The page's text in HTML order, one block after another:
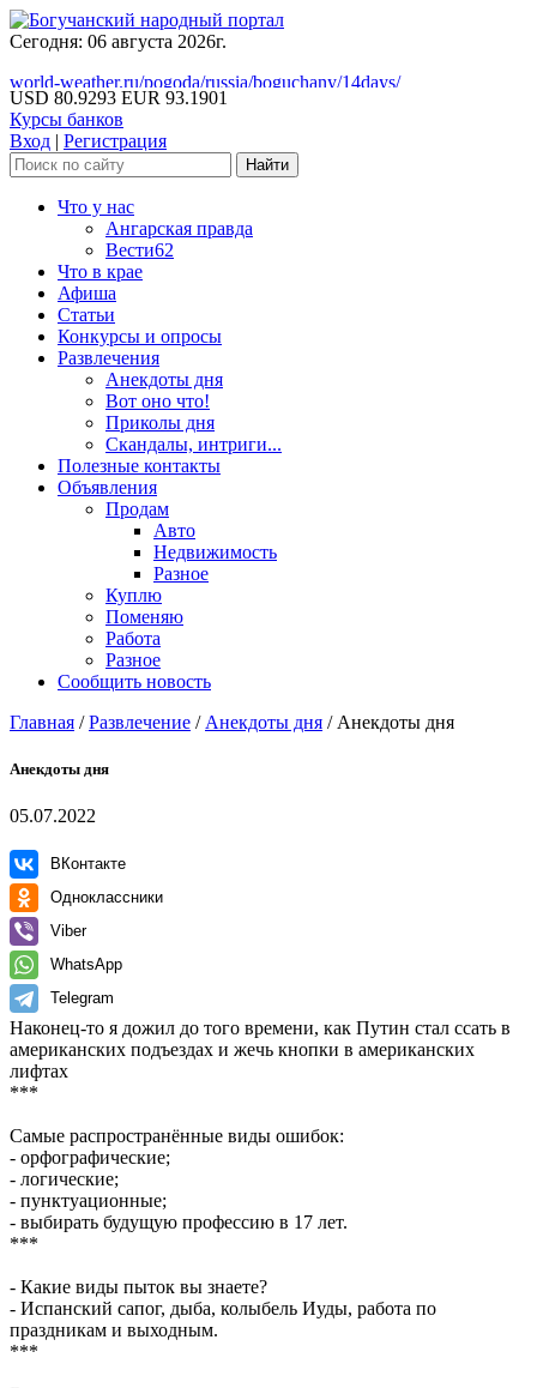
Сегодня: 06 августа 2026г.
world-weather.ru/pogoda/russia/boguchany/14days/
USD 80.9293 EUR 93.1901
Курсы банков
Вход | Регистрация
Что у нас
Ангарская правда
Вести62
Что в крае
Афиша
Статьи
Конкурсы и опросы
Развлечения
Анекдоты дня
Вот оно что!
Приколы дня
Скандалы, интриги...
Полезные контакты
Объявления
Продам
Авто
Недвижимость
Разное
Куплю
Поменяю
Работа
Разное
Сообщить новость
Главная /Развлечение / Анекдоты дня / Анекдоты дня
Анекдоты дня
05.07.2022
ВКонтакте
Одноклассники
Viber
WhatsApp
Telegram
Наконец-то я дожил до того времени, как Путин стал ссать в
американских подъездах и жечь кнопки в американских
лифтах
***
Самые распространённые виды ошибок:
- орфографические;
- логические;
- пунктуационные;
- выбирать будущую профессию в 17 лет.
***
- Какие виды пыток вы знаете?
- Испанский сапог, дыба, колыбель Иуды, работа по
праздникам и выходным.
***